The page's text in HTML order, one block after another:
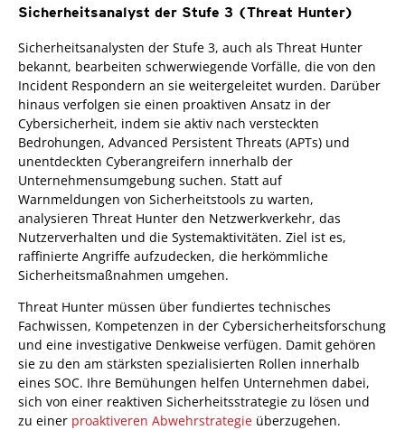
Sicherheitsanalyst der Stufe 3 (Threat Hunter)
Sicherheitsanalysten der Stufe 3, auch als Threat Hunter
bekannt, bearbeiten schwerwiegende Vorfälle, die von den
Incident Respondern an sie weitergeleitet wurden. Darüber
hinaus verfolgen sie einen proaktiven Ansatz in der
Cybersicherheit, indem sie aktiv nach versteckten
Bedrohungen, Advanced Persistent Threats (APTs) und
unentdeckten Cyberangreifern innerhalb der
Unternehmensumgebung suchen. Statt auf
Warnmeldungen von Sicherheitstools zu warten,
analysieren Threat Hunter den Netzwerkverkehr, das
Nutzerverhalten und die Systemaktivitäten. Ziel ist es,
raffinierte Angriffe aufzudecken, die herkömmliche
Sicherheitsmaßnahmen umgehen.
Threat Hunter müssen über fundiertes technisches
Fachwissen, Kompetenzen in der Cybersicherheitsforschung
und eine investigative Denkweise verfügen. Damit gehören
sie zu den am stärksten spezialisierten Rollen innerhalb
eines SOC. Ihre Bemühungen helfen Unternehmen dabei,
sich von einer reaktiven Sicherheitsstrategie zu lösen und
zu einer proaktiveren Abwehrstrategie überzugehen.